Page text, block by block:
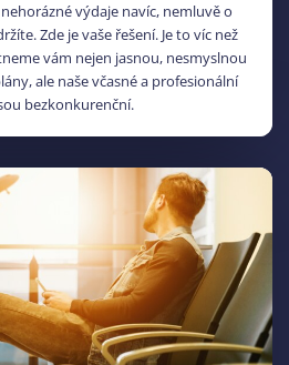
výdaje navíc, nemluvě o
Zde je vaše řešení. Je to víc než
vám nejen jasnou, nesmyslnou
ale naše včasné a profesionální
bezkonkurenční.